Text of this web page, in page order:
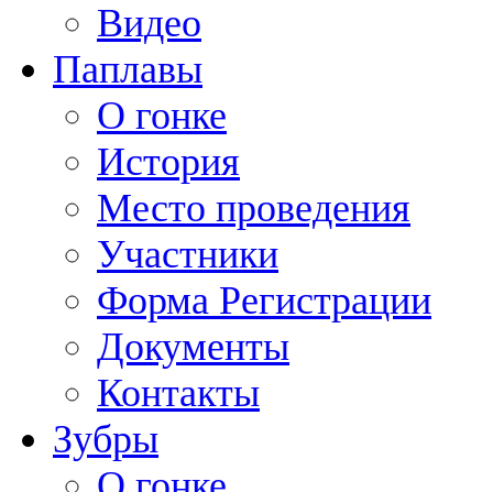
Видео
Паплавы
О гонке
История
Место проведения
Участники
Форма Регистрации
Документы
Контакты
Зубры